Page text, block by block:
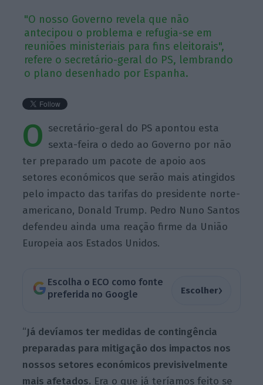
"O nosso Governo revela que não
antecipou o problema e refugia-se em
reuniões ministeriais para fins eleitorais",
refere o secretário-geral do PS, lembrando
o plano desenhado por Espanha.
O secretário-geral do PS apontou esta
sexta-feira o dedo ao Governo por não
ter preparado um pacote de apoio aos
setores económicos que serão mais atingidos
pelo impacto das tarifas do presidente norte-
americano, Donald Trump. Pedro Nuno Santos
defendeu ainda uma reação firme da União
Europeia aos Estados Unidos.
Escolha o ECO como fonte
preferida no Google
Escolher›
“Já devíamos ter medidas de contingência
preparadas para mitigação dos impactos nos
nossos setores económicos previsivelmente
mais afetados. Era o que já teríamos feito se